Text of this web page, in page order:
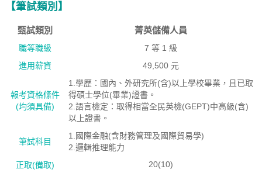
【筆試類別】
甄試類別 菁英儲備人員
職等職級
7 等 1 級
進用薪資
49,500 元
報考資格絛件
(均須具備)
1.學歷：國內、外研究所(含)以上學校畢業，且已取
得碩士學位(畢業)證書。
2.語言檢定：取得相當全民英檢(GEPT)中高級(含)
以上證書。
筆試科目
1.國際金融(含財務管理及國際貿易學)
2.邏輯推理能力
正取(備取)
20(10)